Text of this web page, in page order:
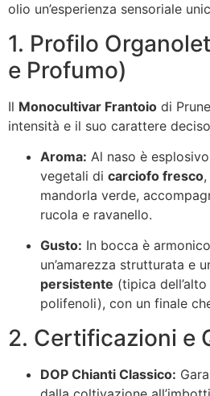
olio un’esperienza sensoriale
1. Profilo
e Profumo)
Il Monocultivar Frantoio di
intensità e il suo carattere
Aroma: Al naso è
vegetali di carciofo fresco
mandorla verde,
rucola e ravanello.
Gusto: In bocca è
un’amarezza strutturata e
persistente (tipica
polifenoli), con un finale
2. Certificazioni e
DOP Chianti Classico: